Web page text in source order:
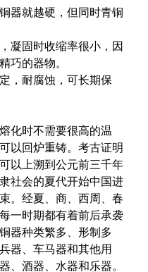
就越硬，但同时青铜
固时收缩率很小，因
巧的器物。
耐腐蚀，可长期保
时不需要很高的温
以回炉重铸。考古证明
以上溯到公元前三千年
社会的夏代开始中国进
。经夏、商、西周、春
一时期都有着前后承袭
器种类繁多、形制多
器、车马器和其他用
、酒器、水器和乐器。